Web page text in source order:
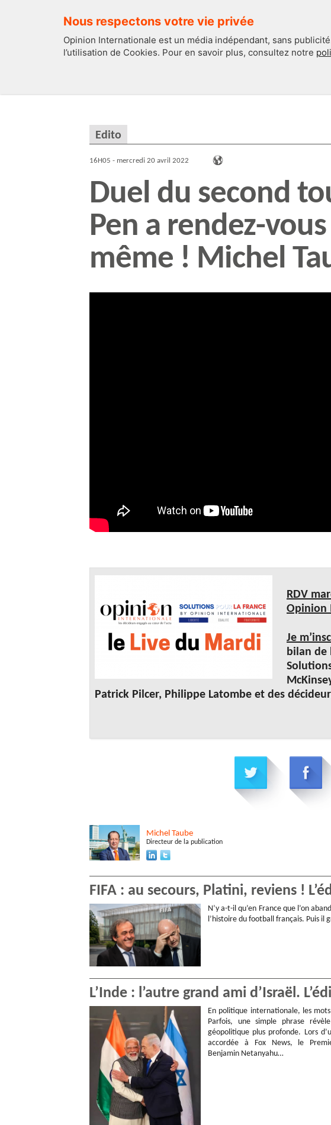
Nous respectons votre vie privée
Opinion Internationale est un média indépendant, sans
l’utilisation de Cookies. Pour en savoir plus, consultez notre
Edito
16H05 - mercredi 20 avril 2022
Duel du second
Pen a rendez-
même ! Michel
RDV
Opinion
Je
bilan de
Patrick Pilcer, Philippe Latombe et des
Michel Taube
Directeur de la publication
FIFA : au secours, Platini, reviens !
N’y a-t-il qu’en France que l’on
l’histoire du football français. Puis il
L’Inde : l’autre grand ami d’Israël.
En politique internationale, les
Parfois, une simple phrase
géopolitique plus profonde. Lors
accordée à Fox News, le
Benjamin Netanyahu…